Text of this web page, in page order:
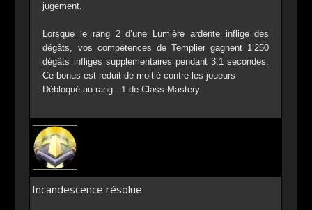
jugement.
Lorsque le rang 2 d’une Lumière ardente inflige des
dégâts, vos compétences de Templier gagnent 1 250
dégâts infligés supplémentaires pendant 3,1 secondes.
Ce bonus est réduit de moitié contre les joueurs
Débloqué au rang : 1 de Class Mastery
Incandescence résolue